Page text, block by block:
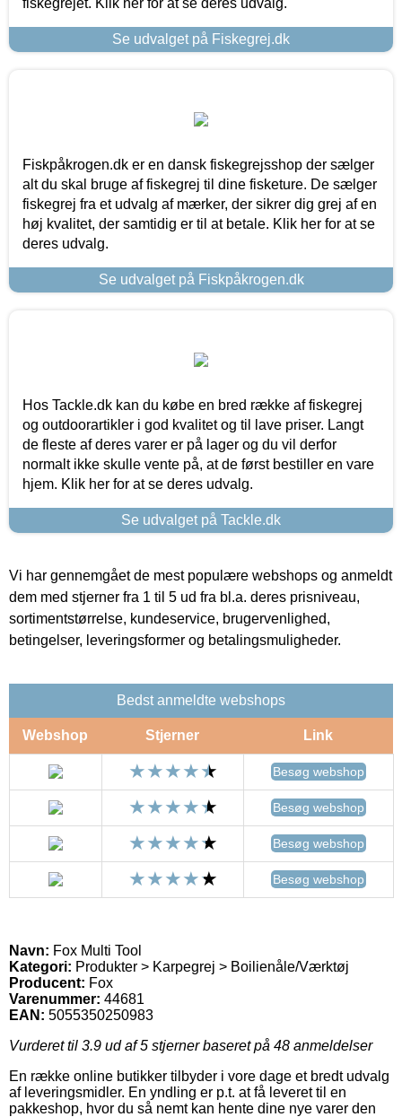
Se udvalget på Fiskegrej.dk
Fiskpåkrogen.dk er en dansk fiskegrejsshop der sælger
alt du skal bruge af fiskegrej til dine fisketure. De sælger
fiskegrej fra et udvalg af mærker, der sikrer dig grej af en
høj kvalitet, der samtidig er til at betale. Klik her for at se
deres udvalg.
Se udvalget på Fiskpåkrogen.dk
Hos Tackle.dk kan du købe en bred række af fiskegrej
og outdoorartikler i god kvalitet og til lave priser. Langt
de fleste af deres varer er på lager og du vil derfor
normalt ikke skulle vente på, at de først bestiller en vare
hjem. Klik her for at se deres udvalg.
Se udvalget på Tackle.dk
Vi har gennemgået de mest populære webshops og anmeldt
dem med stjerner fra 1 til 5 ud fra bl.a. deres prisniveau,
sortimentstørrelse, kundeservice, brugervenlighed,
betingelser, leveringsformer og betalingsmuligheder.
Bedst anmeldte webshops
Webshop Stjerner Link
Besøg webshop
Besøg webshop
Besøg webshop
Besøg webshop
Navn: Fox Multi Tool
Kategori: Produkter > Karpegrej > Boilienåle/Værktøj
Producent: Fox
Varenummer: 44681
EAN: 5055350250983
Vurderet til 3.9 ud af 5 stjerner baseret på 48 anmeldelser
En række online butikker tilbyder i vore dage et bredt udvalg
af leveringsmidler. En yndling er p.t. at få leveret til en
pakkeshop, hvor du så nemt kan hente dine nye varer den